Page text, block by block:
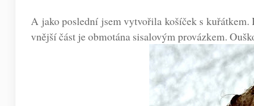
A jako poslední jsem vytvořila košíček s
vnější část je obmotána sisalovým provázkem.